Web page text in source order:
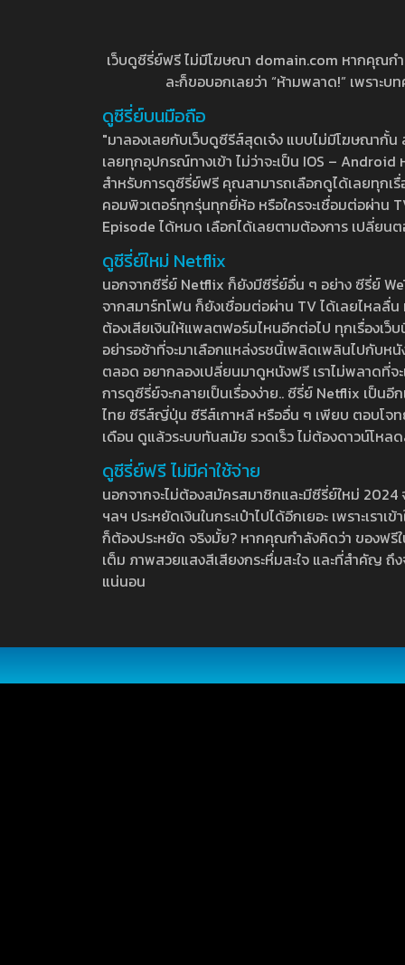
เว็บดูซีรี่ย์ฟรี ไม่มีโฆษณา domain.com หากคุณก
ละก็ขอบอกเลยว่า “ห้ามพลาด!” เพราะ
ดูซีรี่ย์บนมือถือ
"มาลองเลยกับเว็บดูซีรีส์สุดเจ๋ง แบบไม่มีโฆษณากั้
เลยทุกอุปกรณ์ทางเข้า ไม่ว่าจะเป็น IOS –
สำหรับการดูซีรี่ย์ฟรี คุณสามารถเลือกดูได้เลยทุกเ
คอมพิวเตอร์ทุกรุ่นทุกยี่ห้อ หรือใครจะเชื่อมต่อผ่าน
Episode ได้หมด เลือกได้เลยตามต้องการ เปลี่ยน
ดูซีรี่ย์ใหม่ Netflix
นอกจากซีรี่ย์ Netflix ก็ยังมีซีรี่ย์อื่น ๆ อย่าง ซีรี่ย์
จากสมาร์ทโฟน ก็ยังเชื่อมต่อผ่าน TV ได้เลยไหลลื่
ต้องเสียเงินให้แพลตฟอร์มไหนอีกต่อไป ทุกเรื่องเว็
อย่ารอช้าที่จะมาเลือกแหล่งรชนี้เพลิดเพลินไปกับห
ตลอด อยากลองเปลี่ยนมาดูหนังฟรี เราไม่พลาดที่
การดูซีรี่ย์จะกลายเป็นเรื่องง่าย.. ซีรี่ย์ Netflix เป็น
ไทย ซีรีส์ญี่ปุ่น ซีรีส์เกาหลี หรืออื่น ๆ เพียบ ตอบโจท
เดือน ดูแล้วระบบทันสมัย รวดเร็ว ไม่ต้องดาวน์โห
ดูซีรี่ย์ฟรี ไม่มีค่าใช้จ่าย
นอกจากจะไม่ต้องสมัครสมาชิกและมีซีรี่ย์ใหม่
ฯลฯ ประหยัดเงินในกระเป๋าไปได้อีกเยอะ เพราะเร
ก็ต้องประหยัด จริงมั้ย? หากคุณกำลังคิดว่า ของฟ
เต็ม ภาพสวยแสงสีเสียงกระหึ่มสะใจ และที่สำคัญ
แน่นอน